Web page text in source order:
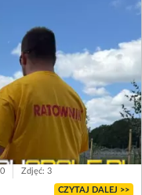
Zdjęć: 3
CZYTAJ DALEJ >>